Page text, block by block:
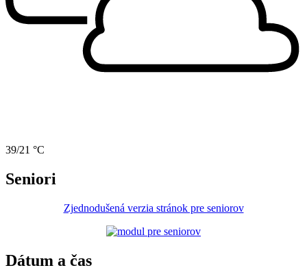
39/21 °C
Seniori
Zjednodušená verzia stránok pre seniorov
Dátum a čas